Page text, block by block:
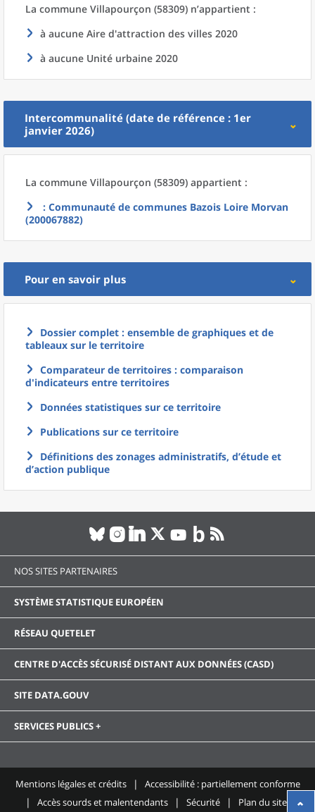
La commune Villapourçon (58309) n’appartient :
à aucune Aire d'attraction des villes 2020
à aucune Unité urbaine 2020
Intercommunalité (date de référence : 1er
janvier 2026)
La commune Villapourçon (58309) appartient :
: Communauté de communes Bazois Loire Morvan
(200067882)
Pour en savoir plus
Dossier complet : ensemble de graphiques et de
tableaux sur le territoire
Comparateur de territoires : comparaison
d'indicateurs entre territoires
Données statistiques sur ce territoire
Publications sur ce territoire
Définitions des zonages administratifs, d’étude et
d’action publique
NOS SITES PARTENAIRES
SYSTÈME STATISTIQUE EUROPÉEN
RÉSEAU QUETELET
CENTRE D'ACCÈS SÉCURISÉ DISTANT AUX DONNÉES (CASD)
SITE DATA.GOUV
SERVICES PUBLICS +
Mentions légales et crédits
Accessibilité : partiellement conforme
Accès sourds et malentendants
Sécurité Plan du site